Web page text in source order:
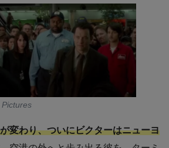
変わり、ついにビクターはニューヨ